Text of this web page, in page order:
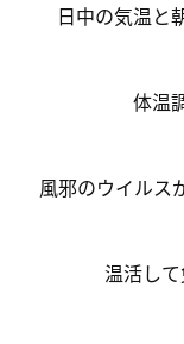
日中の気温と
体温
風邪のウイルス
温活し